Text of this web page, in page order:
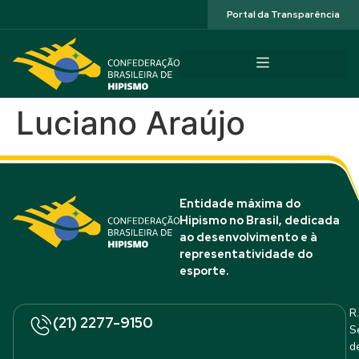
Portal da Transparência
Luciano Araújo
Entidade máxima do
Hipismo no Brasil, dedicada
ao desenvolvimento e à
representatividade do
esporte.
(21) 2277-9150
R.